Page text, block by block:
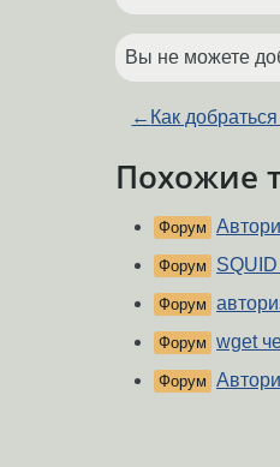
Вы не можете
← Как
Похожие
Форум
Форум
Форум
Форум wget
Форум